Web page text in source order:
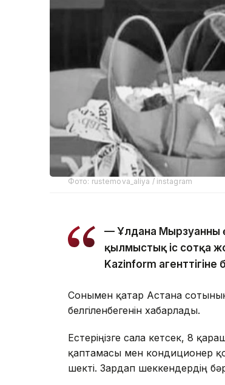
Фото: rustemova_aliya / instagram
— Ұлдана Мырзуанның
қылмыстық іс сотқа
Kazinform
Сонымен қатар Астана
белгіленбегенін хабарлады.
Естеріңізге сала кетсек, 8
қаптамасы мен кондиционер
шекті. Зардап шеккендердің